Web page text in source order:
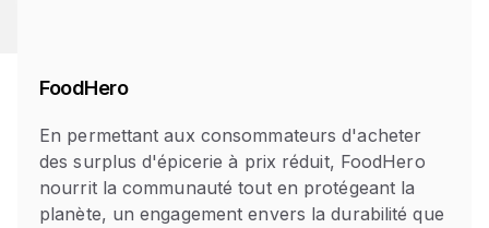
FoodHero
En permettant aux consommateurs d'acheter
des surplus d'épicerie à prix réduit, FoodHero
nourrit la communauté tout en protégeant la
planète, un engagement envers la durabilité que